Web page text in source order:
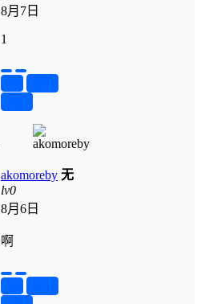
8月7日
1
akomoreby 无
lv0
8月6日
啊